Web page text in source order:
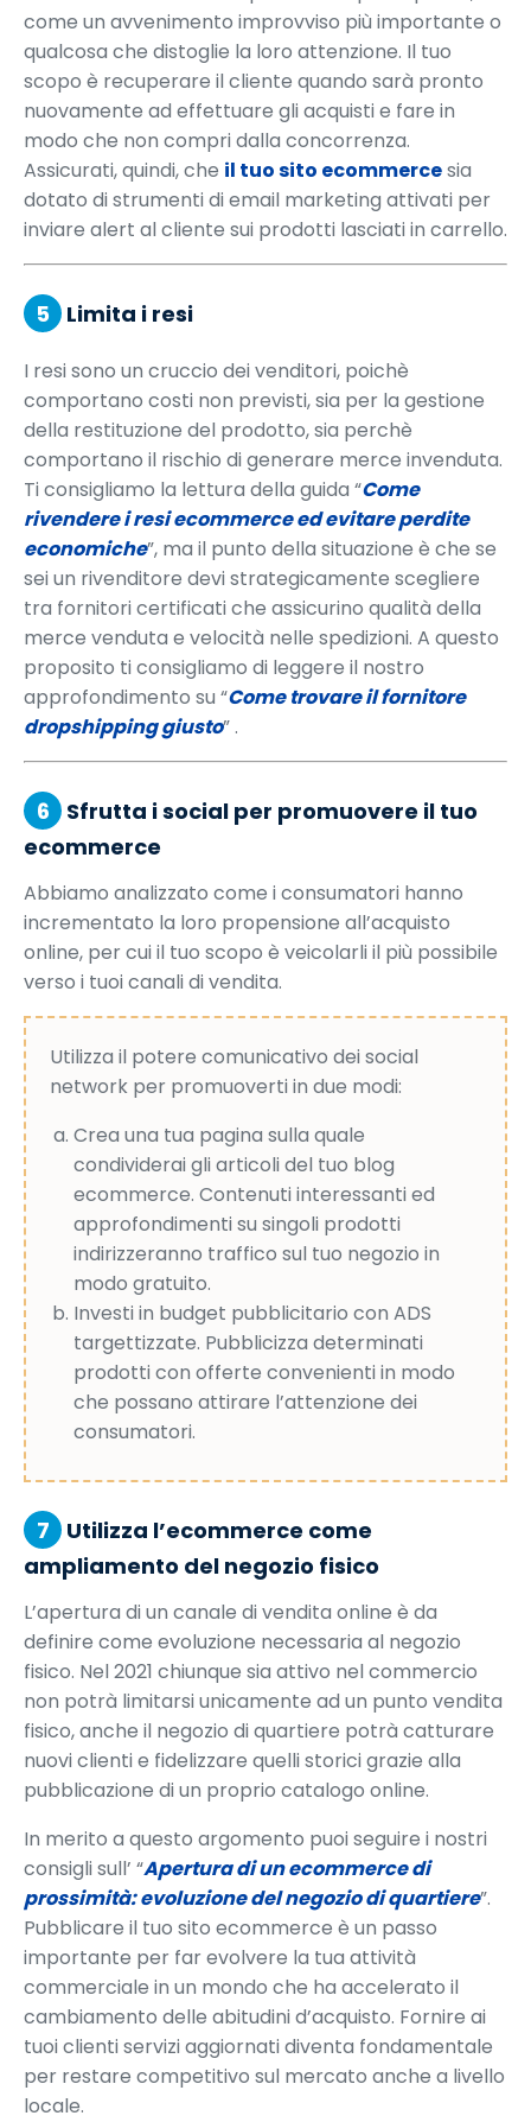
come un avvenimento improvviso più importante o
qualcosa che distoglie la loro attenzione. Il tuo
scopo è recuperare il cliente quando sarà pronto
nuovamente ad effettuare gli acquisti e fare in
modo che non compri dalla concorrenza.
Assicurati, quindi, che il tuo sito ecommercesia
dotato di strumenti di email marketing attivati per
inviare alert al cliente sui prodotti lasciati in carrello.
5 Limita i resi
I resi sono un cruccio dei venditori, poichè
comportano costi non previsti, sia per la gestione
della restituzione del prodotto, sia perchè
comportano il rischio di generare merce invenduta.
Ti consigliamo la lettura della guida “Come
rivendere i resi ecommerce ed evitare perdite
economiche”, ma il punto della situazione è che se
sei un rivenditore devi strategicamente scegliere
tra fornitori certificati che assicurino qualità della
merce venduta e velocità nelle spedizioni. A questo
proposito ti consigliamo di leggere il nostro
approfondimento su “Come trovare il fornitore
dropshipping giusto” .
6
Sfrutta i social per promuovere il tuo
ecommerce
Abbiamo analizzato come i consumatori hanno
incrementato la loro propensione all’acquisto
online, per cui il tuo scopo è veicolarli il più possibile
verso i tuoi canali di vendita.
Utilizza il potere comunicativo dei social
network per promuoverti in due modi:
Crea una tua pagina sulla quale
condividerai gli articoli del tuo blog
ecommerce. Contenuti interessanti ed
approfondimenti su singoli prodotti
indirizzeranno traffico sul tuo negozio in
modo gratuito.
Investi in budget pubblicitario con ADS
targettizzate. Pubblicizza determinati
prodotti con offerte convenienti in modo
che possano attirare l’attenzione dei
consumatori.
7
Utilizza l’ecommerce come
ampliamento del negozio fisico
L’apertura di un canale di vendita online è da
definire come evoluzione necessaria al negozio
fisico. Nel 2021 chiunque sia attivo nel commercio
non potrà limitarsi unicamente ad un punto vendita
fisico, anche il negozio di quartiere potrà catturare
nuovi clienti e fidelizzare quelli storici grazie alla
pubblicazione di un proprio catalogo online.
In merito a questo argomento puoi seguire i nostri
consigli sull’ “Apertura di un ecommerce di
prossimità: evoluzione del negozio di quartiere”.
Pubblicare il tuo sito ecommerce è un passo
importante per far evolvere la tua attività
commerciale in un mondo che ha accelerato il
cambiamento delle abitudini d’acquisto. Fornire ai
tuoi clienti servizi aggiornati diventa fondamentale
per restare competitivo sul mercato anche a livello
locale.